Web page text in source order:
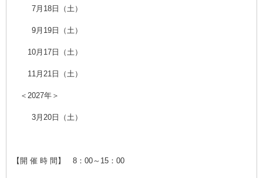
7月18日（土）
9月19日（土）
10月17日（土）
11月21日（土）
＜2027年＞
3月20日（土）
【開 催 時 間】 8：00～15：00